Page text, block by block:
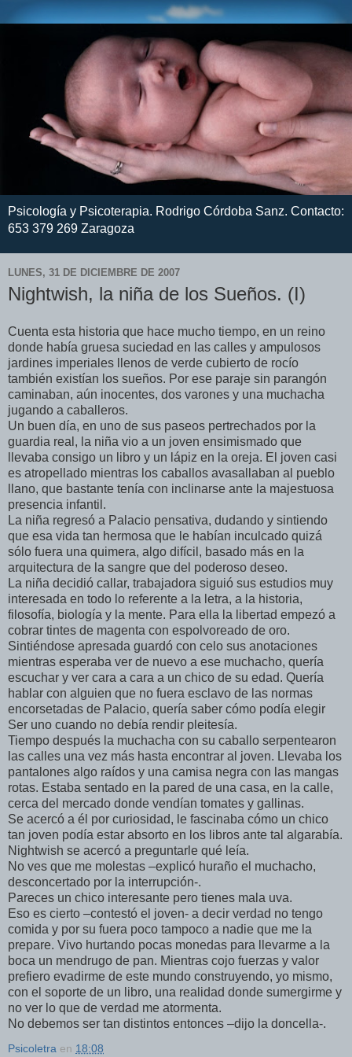
Psicología y Psicoterapia. Rodrigo Córdoba Sanz. Contacto:
653 379 269 Zaragoza
LUNES, 31 DE DICIEMBRE DE 2007
Nightwish, la niña de los Sueños. (I)
Cuenta esta historia que hace mucho tiempo, en un reino
donde había gruesa suciedad en las calles y ampulosos
jardines imperiales llenos de verde cubierto de rocío
también existían los sueños. Por ese paraje sin parangón
caminaban, aún inocentes, dos varones y una muchacha
jugando a caballeros.
Un buen día, en uno de sus paseos pertrechados por la
guardia real, la niña vio a un joven ensimismado que
llevaba consigo un libro y un lápiz en la oreja. El joven casi
es atropellado mientras los caballos avasallaban al pueblo
llano, que bastante tenía con inclinarse ante la majestuosa
presencia infantil.
La niña regresó a Palacio pensativa, dudando y sintiendo
que esa vida tan hermosa que le habían inculcado quizá
sólo fuera una quimera, algo difícil, basado más en la
arquitectura de la sangre que del poderoso deseo.
La niña decidió callar, trabajadora siguió sus estudios muy
interesada en todo lo referente a la letra, a la historia,
filosofía, biología y la mente. Para ella la libertad empezó a
cobrar tintes de magenta con espolvoreado de oro.
Sintiéndose apresada guardó con celo sus anotaciones
mientras esperaba ver de nuevo a ese muchacho, quería
escuchar y ver cara a cara a un chico de su edad. Quería
hablar con alguien que no fuera esclavo de las normas
encorsetadas de Palacio, quería saber cómo podía elegir
Ser uno cuando no debía rendir pleitesía.
Tiempo después la muchacha con su caballo serpentearon
las calles una vez más hasta encontrar al joven. Llevaba los
pantalones algo raídos y una camisa negra con las mangas
rotas. Estaba sentado en la pared de una casa, en la calle,
cerca del mercado donde vendían tomates y gallinas.
Se acercó a él por curiosidad, le fascinaba cómo un chico
tan joven podía estar absorto en los libros ante tal algarabía.
Nightwish se acercó a preguntarle qué leía.
No ves que me molestas –explicó huraño el muchacho,
desconcertado por la interrupción-.
Pareces un chico interesante pero tienes mala uva.
Eso es cierto –contestó el joven- a decir verdad no tengo
comida y por su fuera poco tampoco a nadie que me la
prepare. Vivo hurtando pocas monedas para llevarme a la
boca un mendrugo de pan. Mientras cojo fuerzas y valor
prefiero evadirme de este mundo construyendo, yo mismo,
con el soporte de un libro, una realidad donde sumergirme y
no ver lo que de verdad me atormenta.
No debemos ser tan distintos entonces –dijo la doncella-.
Psicoletra en 18:08